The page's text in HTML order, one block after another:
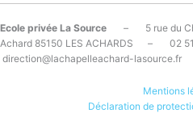
Ecole privée La Source – 5 rue du
Achard 85150 LES ACHARDS – 02
direction@lachapelleachard-lasource.fr
Mentions
Déclaration de